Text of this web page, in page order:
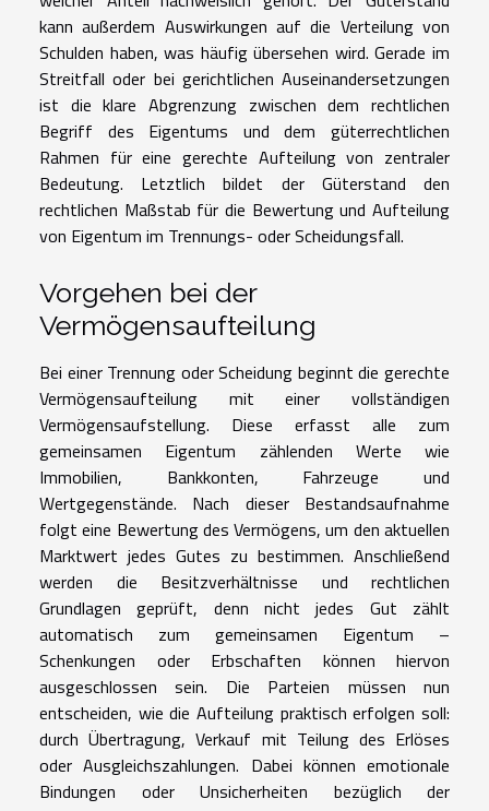
kann außerdem Auswirkungen auf die Verteilung von
Schulden haben, was häufig übersehen wird. Gerade im
Streitfall oder bei gerichtlichen Auseinandersetzungen
ist die klare Abgrenzung zwischen dem rechtlichen
Begriff des Eigentums und dem güterrechtlichen
Rahmen für eine gerechte Aufteilung von zentraler
Bedeutung. Letztlich bildet der Güterstand den
rechtlichen Maßstab für die Bewertung und Aufteilung
von Eigentum im Trennungs- oder Scheidungsfall.
Vorgehen bei der
Vermögensaufteilung
Bei einer Trennung oder Scheidung beginnt die gerechte
Vermögensaufteilung mit einer vollständigen
Vermögensaufstellung. Diese erfasst alle zum
gemeinsamen Eigentum zählenden Werte wie
Immobilien, Bankkonten, Fahrzeuge und
Wertgegenstände. Nach dieser Bestandsaufnahme
folgt eine Bewertung des Vermögens, um den aktuellen
Marktwert jedes Gutes zu bestimmen. Anschließend
werden die Besitzverhältnisse und rechtlichen
Grundlagen geprüft, denn nicht jedes Gut zählt
automatisch zum gemeinsamen Eigentum –
Schenkungen oder Erbschaften können hiervon
ausgeschlossen sein. Die Parteien müssen nun
entscheiden, wie die Aufteilung praktisch erfolgen soll:
durch Übertragung, Verkauf mit Teilung des Erlöses
oder Ausgleichszahlungen. Dabei können emotionale
Bindungen oder Unsicherheiten bezüglich der